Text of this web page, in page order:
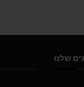
שלנו